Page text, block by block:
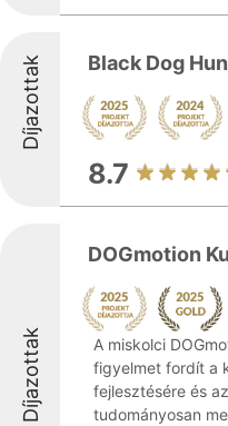
Díjazottak Black Dog
8.7
Díjazottak
DOGmotion
A miskolci
figyelmet fordít a
fejlesztésére és
tudományosan